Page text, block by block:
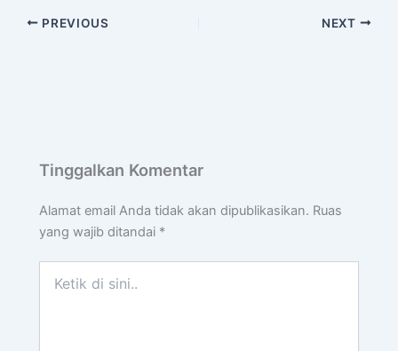
PREVIOUS NEXT
Tinggalkan Komentar
Alamat email Anda tidak akan dipublikasikan. Ruas
yang wajib ditandai *